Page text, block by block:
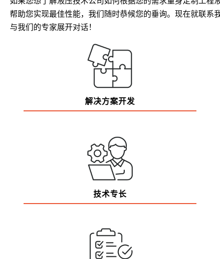
帮助您实现最佳性能，我们随时恭候您的垂询。现在就联系
与我们的专家展开对话！
解决方案开发
技术专长